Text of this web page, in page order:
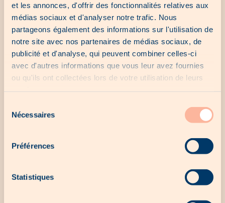
et les annonces, d'offrir des fonctionnalités relatives aux
médias sociaux et d'analyser notre trafic. Nous
partageons également des informations sur l'utilisation de
notre site avec nos partenaires de médias sociaux, de
publicité et d'analyse, qui peuvent combiner celles-ci
avec d'autres informations que vous leur avez fournies
ou qu'ils ont collectées lors de votre utilisation de leurs
Nécessaires
Préférences
Statistiques
Luxembourg
Plum'Art Roller
Siemes
Tango